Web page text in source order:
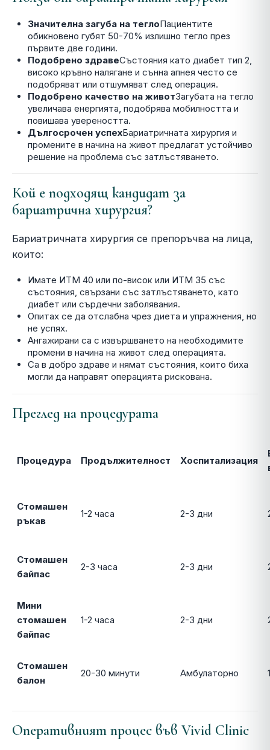
Значителна загуба на теглоПациентите
обикновено губят 50-70% излишно тегло през
първите две години.
Подобрено здравеСъстояния като диабет тип 2,
високо кръвно налягане и сънна апнея често се
подобряват или отшумяват след операция.
Подобрено качество на животЗагубата на тегло
увеличава енергията, подобрява мобилността и
повишава увереността.
Дългосрочен успехБариатричната хирургия и
промените в начина на живот предлагат устойчиво
решение на проблема със затлъстяването.
Кой е подходящ кандидат за
бариатрична хирургия?
Бариатричната хирургия се препоръчва на лица,
които:
Имате ИТМ 40 или по-висок или ИТМ 35 със
състояния, свързани със затлъстяването, като
диабет или сърдечни заболявания.
Опитах се да отслабна чрез диета и упражнения, но
не успях.
Ангажирани са с извършването на необходимите
промени в начина на живот след операцията.
Са в добро здраве и нямат състояния, които биха
могли да направят операцията рискована.
Преглед на процедурата
Процедура Продължителност Хоспитализация
Стомашен
ръкав
1-2 часа 2-3 дни
Стомашен
байпас
2-3 часа 2-3 дни
Мини
стомашен
байпас
1-2 часа 2-3 дни
Стомашен
балон
20-30 минути Амбулаторно
Оперативният процес във Vivid Clinic